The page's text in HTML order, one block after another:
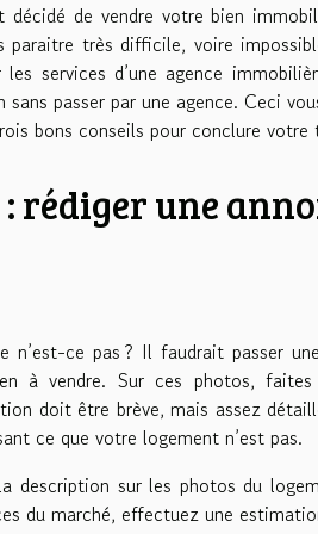
de vendre votre bien
très difficile, voire
services d’une agence
passer par une agence. Ceci
bons conseils pour conclure votre
rédiger une
n’est-ce pas ? Il faudrait passer
à vendre. Sur ces photos,
doit être brève, mais assez
ce que votre logement n’est pas.
description sur les photos du
du marché, effectuez une